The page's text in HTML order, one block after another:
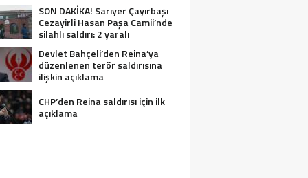
SON DAKİKA! Sarıyer Çayırbaşı
Cezayirli Hasan Paşa Camii’nde
silahlı saldırı: 2 yaralı
Devlet Bahçeli’den Reina’ya
düzenlenen terör saldırısına
ilişkin açıklama
CHP’den Reina saldırısı için ilk
açıklama